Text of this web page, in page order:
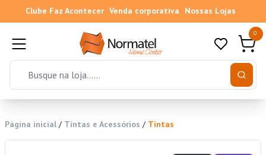
Clube Faz Acontecer Venda corporativa Nossas Lojas
0
Página inicial / Tintas e Acessórios / Tintas